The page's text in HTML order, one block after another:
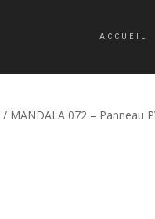
ACCUEIL
/ MANDALA 072 – Panneau